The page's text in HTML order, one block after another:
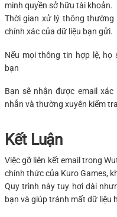
minh quyền sở hữu tài khoản.
Thời gian xử lý thông
chính xác của dữ liệu bạn gửi.
Nếu mọi thông tin hợp lệ, họ
bạn
Bạn sẽ nhận được email
nhẫn và thường xuyên kiểm
Kết Luận
Việc gỡ liên kết email trong
chính thức của Kuro Games,
Quy trình này tuy hơi dài
bạn và giúp tránh mất dữ liệu